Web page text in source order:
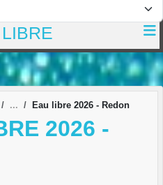
Eau libre 2026 - Redon
2026 -